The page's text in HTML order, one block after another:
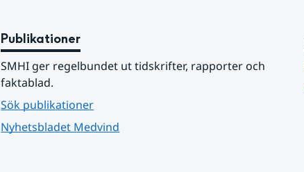
Publikationer
SMHI ger regelbundet ut tidskrifter, rapporter och
faktablad.
Sök publikationer
Nyhetsbladet Medvind